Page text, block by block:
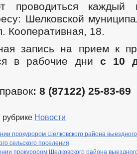
проводиться каждый
Шелковской
Кооперативная, 18.
запись на прием к
в рабочие дни с 10
: 8 (87122) 25-83-69
Новости
прокурором Шелковского района
сельского поселения
прокурором Шелковского района